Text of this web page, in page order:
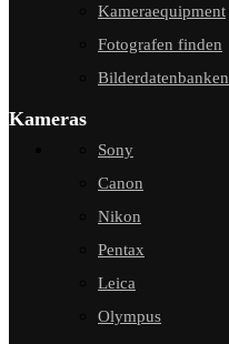
Kameraequipment
Fotografen finden
Bilderdatenbanken
Kameras
Sony
Canon
Nikon
Pentax
Leica
Olympus